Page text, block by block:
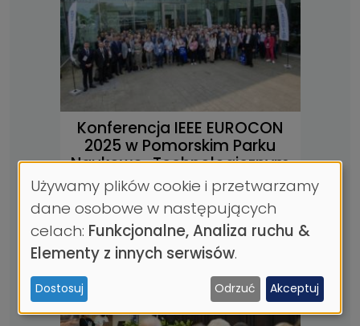
Konferencja IEEE EUROCON
2025 w Pomorskim Parku
Naukowo-Technologicznym
10.06.2025| 2 MIN. CZYTANIA
Wykorzystanie
danych
osobowych
i
ciasteczek
Używamy plików cookie i przetwarzamy
dane osobowe w następujących
celach: Funkcjonalne, Analiza ruchu &
Elementy z innych serwisów.
Dostosuj Odrzuć Akceptuj